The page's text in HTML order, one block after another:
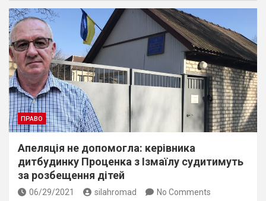
ПРАВО
Апеляція не допомогла: керівника
дитбудинку Проценка з Ізмаїлу судитимуть
за розбещення дітей
06/29/2021 silahromad No Comments